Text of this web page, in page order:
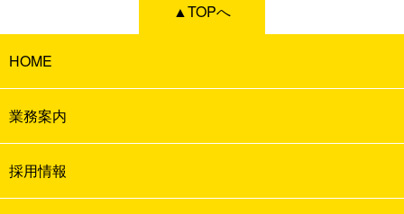
▲TOPへ
HOME
業務案内
採用情報